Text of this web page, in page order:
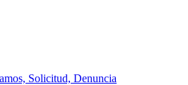
Solicitud, Denuncia